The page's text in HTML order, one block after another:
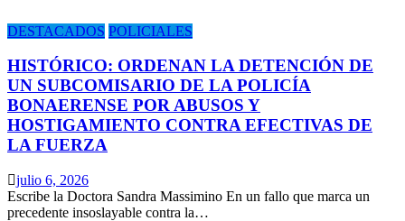
DESTACADOS POLICIALES
HISTÓRICO: ORDENAN LA DETENCIÓN DE
UN SUBCOMISARIO DE LA POLICÍA
BONAERENSE POR ABUSOS Y
HOSTIGAMIENTO CONTRA EFECTIVAS DE
LA FUERZA
julio 6, 2026
Escribe la Doctora Sandra Massimino En un fallo que marca un
precedente insoslayable contra la…